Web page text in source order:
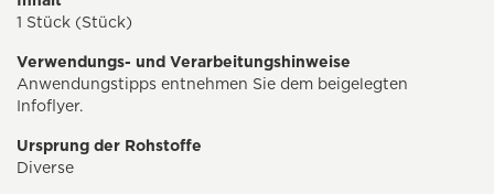
1 Stück (Stück)
Verwendungs- und Verarbeitungshinweise
Anwendungstipps entnehmen Sie dem beigelegten
Infoflyer.
Ursprung der Rohstoffe
Diverse